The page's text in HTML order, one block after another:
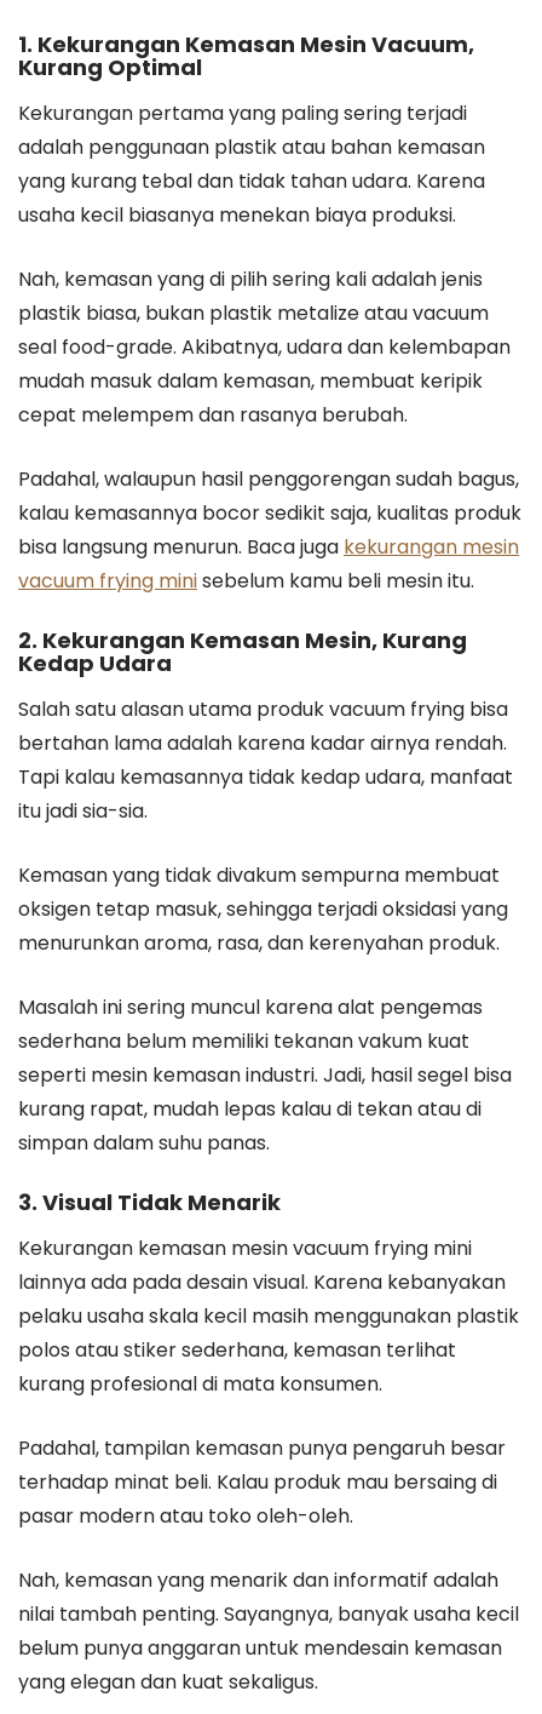
1. Kekurangan Kemasan Mesin Vacuum,
Kurang Optimal
Kekurangan pertama yang paling sering terjadi
adalah penggunaan plastik atau bahan kemasan
yang kurang tebal dan tidak tahan udara. Karena
usaha kecil biasanya menekan biaya produksi.
Nah, kemasan yang di pilih sering kali adalah jenis
plastik biasa, bukan plastik metalize atau vacuum
seal food-grade. Akibatnya, udara dan kelembapan
mudah masuk dalam kemasan, membuat keripik
cepat melempem dan rasanya berubah.
Padahal, walaupun hasil penggorengan sudah bagus,
kalau kemasannya bocor sedikit saja, kualitas produk
bisa langsung menurun. Baca juga kekurangan mesin
vacuum frying minisebelum kamu beli mesin itu.
2. Kekurangan Kemasan Mesin, Kurang
Kedap Udara
Salah satu alasan utama produk vacuum frying bisa
bertahan lama adalah karena kadar airnya rendah.
Tapi kalau kemasannya tidak kedap udara, manfaat
itu jadi sia-sia.
Kemasan yang tidak divakum sempurna membuat
oksigen tetap masuk, sehingga terjadi oksidasi yang
menurunkan aroma, rasa, dan kerenyahan produk.
Masalah ini sering muncul karena alat pengemas
sederhana belum memiliki tekanan vakum kuat
seperti mesin kemasan industri. Jadi, hasil segel bisa
kurang rapat, mudah lepas kalau di tekan atau di
simpan dalam suhu panas.
3. Visual Tidak Menarik
Kekurangan kemasan mesin vacuum frying mini
lainnya ada pada desain visual. Karena kebanyakan
pelaku usaha skala kecil masih menggunakan plastik
polos atau stiker sederhana, kemasan terlihat
kurang profesional di mata konsumen.
Padahal, tampilan kemasan punya pengaruh besar
terhadap minat beli. Kalau produk mau bersaing di
pasar modern atau toko oleh-oleh.
Nah, kemasan yang menarik dan informatif adalah
nilai tambah penting. Sayangnya, banyak usaha kecil
belum punya anggaran untuk mendesain kemasan
yang elegan dan kuat sekaligus.